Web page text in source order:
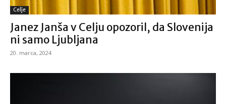
Celje
Janez Janša v Celju opozoril, da Slovenija
ni samo Ljubljana
20. marca, 2024